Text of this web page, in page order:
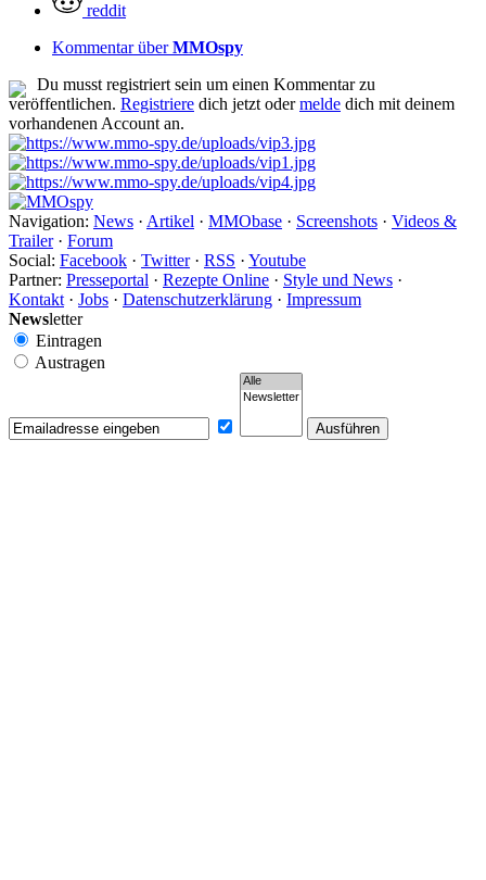
reddit
Kommentar überMMOspy
Du musst registriert sein um einen Kommentar zu
veröffentlichen. Registriere dich jetzt odermelde dich mit deinem
vorhandenen Account an.
Navigation: News · Artikel · MMObase · Screenshots · Videos &
Trailer· Forum
Social: Facebook · Twitter· RSS · Youtube
Partner: Presseportal · Rezepte Online · Style und News ·
Kontakt· Jobs · Datenschutzerklärung · Impressum
Newsletter
Eintragen
Austragen